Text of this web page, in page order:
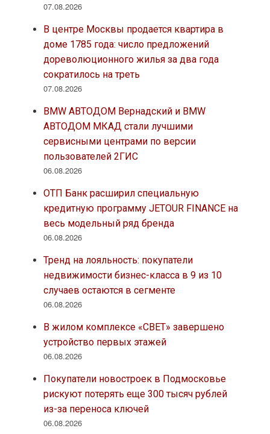
07.08.2026
В центре Москвы продается квартира в
доме 1785 года: число предложений
дореволюционного жилья за два года
сократилось на треть
07.08.2026
BMW АВТОДОМ Вернадский и BMW
АВТОДОМ МКАД стали лучшими
сервисными центрами по версии
пользователей 2ГИС
06.08.2026
ОТП Банк расширил специальную
кредитную программу JETOUR FINANCE на
весь модельный ряд бренда
06.08.2026
Тренд на лояльность: покупатели
недвижимости бизнес-класса в 9 из 10
случаев остаются в сегменте
06.08.2026
В жилом комплексе «СВЕТ» завершено
устройство первых этажей
06.08.2026
Покупатели новостроек в Подмосковье
рискуют потерять еще 300 тысяч рублей
из-за переноса ключей
06.08.2026